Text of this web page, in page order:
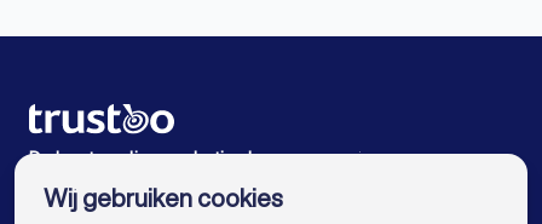
Online marketing bureaus in Ulvenhout
Online marketing bureaus in Dordrecht
Online marketing bureaus in Amsterdam
De beste online marketing bureaus voor jou
Wij gebruiken cookies